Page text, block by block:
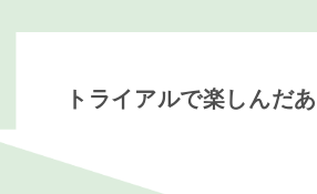
トライアルで楽しんだ